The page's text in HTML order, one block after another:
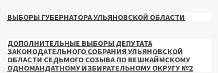
ВЫБОРЫ ГУБЕРНАТОРА УЛЬЯНОВСКОЙ ОБЛАСТИ
ДОПОЛНИТЕЛЬНЫЕ ВЫБОРЫ ДЕПУТАТА
ЗАКОНОДАТЕЛЬНОГО СОБРАНИЯ УЛЬЯНОВСКОЙ
ОБЛАСТИ СЕДЬМОГО СОЗЫВА ПО ВЕШКАЙМСКОМУ
ОДНОМАНДАТНОМУ ИЗБИРАТЕЛЬНОМУ ОКРУГУ №2